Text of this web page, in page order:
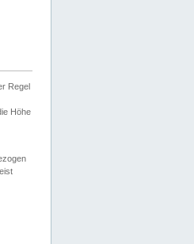
Regel
Höhe